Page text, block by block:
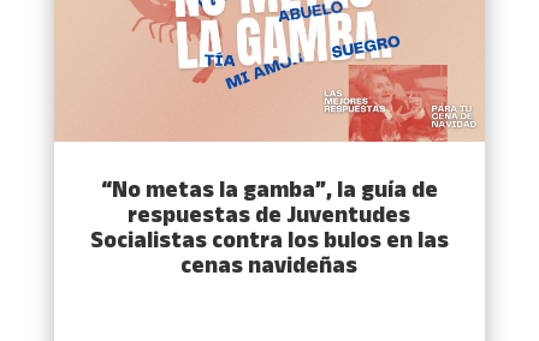
“No metas la gamba”, la guía de
respuestas de Juventudes
Socialistas contra los bulos en las
cenas navideñas